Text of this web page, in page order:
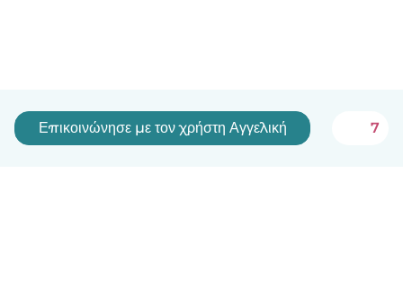
Επικοινώνησε με τον χρήστη Αγγελική 7